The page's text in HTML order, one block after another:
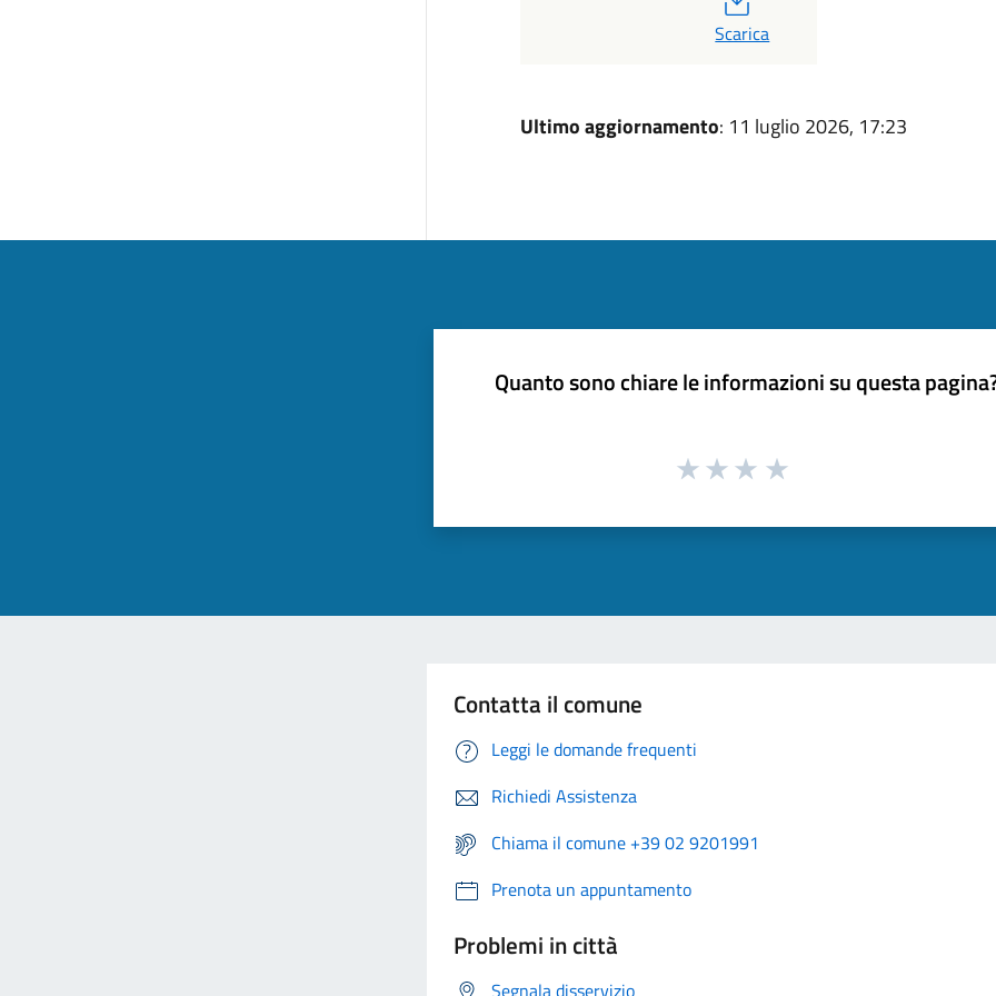
PDF
Scarica
Ultimo aggiornamento: 11 luglio 2026, 17:23
Quanto sono chiare le informazioni su questa
Contatta il comune
Leggi le domande frequenti
Richiedi Assistenza
Chiama il comune +39 02 9201991
Prenota un appuntamento
Problemi in città
Segnala disservizio